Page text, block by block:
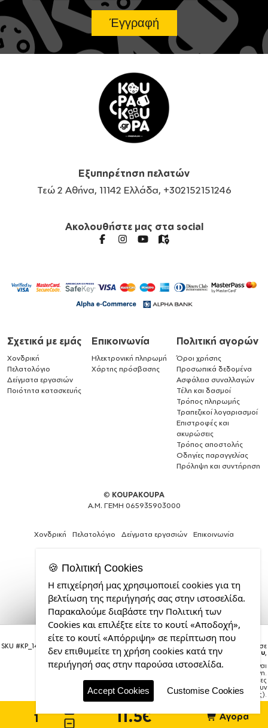
Land Rover, Κούπα, κεραμική κίτρινη, 330ml
SKU #KP_14607_mug-yellow Η παραγγελία σας θα παραδοθεί σε
courier έως τηνΤρίτη 18 Αυγούστου,
Σημείωση:Η παράδοση στο courier είναι
εκτιμώμενη.
1–3 εργάσιμες
ημέρες (ενδέχεται να υπάρξουν
καθυστερήσεις).
11.5€ Αγορά
Εξυπηρέτηση πελατών
Τεώ 2 Αθήνα, 11142 Ελλάδα, +302152151246
Ακολουθήστε μας στα social
Σχετικά με εμάς
Χονδρική
Πελατολόγιο
Δείγματα εργασιών
Ποιότητα κατασκευής
Επικοινωνία
Ηλεκτρονική πληρωμή
Χάρτης πρόσβασης
Πολιτική αγορών
Όροι χρήσης
Προσωπικά δεδομένα
Ασφάλεια συναλλαγών
Τέλη και δασμοί
Τρόπος πληρωμής
Τραπεζικοί λογαριασμοί
Επιστροφές και
ακυρώσεις
Τρόπος αποστολής
Οδηγίες παραγγελίας
Πρόληψη και συντήρηση
© KOUPAKOUPA
Α.Μ. ΓΕΜΗ 065935903000
Χονδρική Πελατολόγιο Δείγματα εργασιών Επικοινωνία
Web
Design,
Social
Media
&
SEO
Agency
από
την
CDL.gr
🍪 Πολιτική Cookies
Η επιχείρησή μας χρησιμοποιεί cookies για τη
βελτίωση της περιήγησής σας στην ιστοσελίδα.
Παρακαλούμε διαβάστε την Πολιτική των
Cookies και επιλέξτε είτε το κουτί «Αποδοχή»,
είτε το κουτί «Απόρριψη» σε περίπτωση που
δεν επιθυμείτε τη χρήση cookies κατά την
περιήγησή σας στην παρούσα ιστοσελίδα.
Accept Cookies Customise Cookies